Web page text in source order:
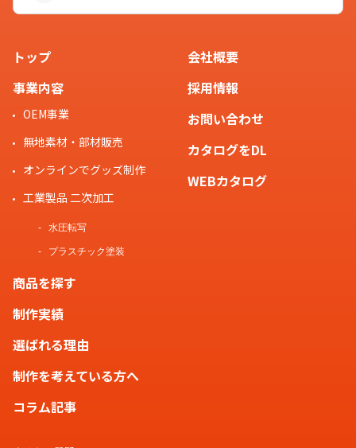
トップ
事業内容
OEM事業
無地素材・部材販売
オンラインでグッズ制作
工業製品 二次加工
水圧転写
プラスチック塗装
商品を探す
制作実績
選ばれる理由
制作を考えている方へ
コラム記事
会社概要
採用情報
お問い合わせ
カタログをDL
WEBカタログ